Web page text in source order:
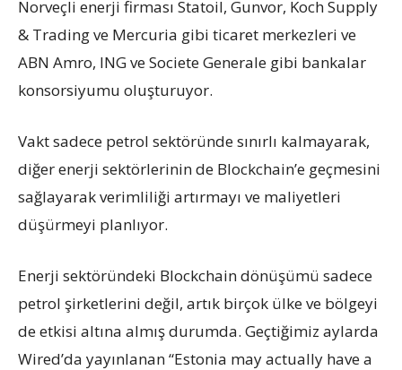
Norveçli enerji firması Statoil, Gunvor, Koch Supply
& Trading ve Mercuria gibi ticaret merkezleri ve
ABN Amro, ING ve Societe Generale gibi bankalar
konsorsiyumu oluşturuyor.
Vakt sadece petrol sektöründe sınırlı kalmayarak,
diğer enerji sektörlerinin de Blockchain’e geçmesini
sağlayarak verimliliği artırmayı ve maliyetleri
düşürmeyi planlıyor.
Enerji sektöründeki Blockchain dönüşümü sadece
petrol şirketlerini değil, artık birçok ülke ve bölgeyi
de etkisi altına almış durumda. Geçtiğimiz aylarda
Wired’da yayınlanan “Estonia may actually have a